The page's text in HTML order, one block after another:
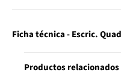
Ficha técnica - Escric.
Productos relacionados